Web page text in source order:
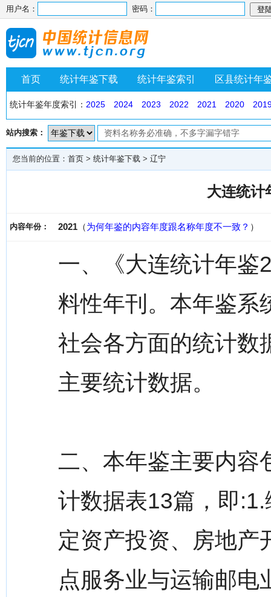
用户名： 密码：
首页 统计年鉴下载 统计年鉴索引 区县统计年
统计年鉴年度索引： 2025 2024 2023 2022 2021 2020
站内搜索：
您当前的位置： 首页 > 统计年鉴下载 > 辽宁
大连统计
内容年份： 2021 （为何年鉴的内容年度跟名称年度不一致？ ）
一、《大连统计年鉴
料性年刊。本年鉴系
社会各方面的统计数
主要统计数据。
二、本年鉴主要内容
计数据表13篇，即
定资产投资、房地产
点服务业与运输邮电